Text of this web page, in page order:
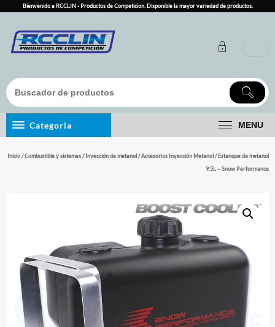
content
Bienvenido a RCCLIN - Productos de Competicion. Disponible la mayor variedad de productos.
Categoria MENU
Inicio/Combustible y sistemas/Inyección de metanol/Accesorios Inyección Metanol/ Estanque de metanol
9.5L – Snow Performance